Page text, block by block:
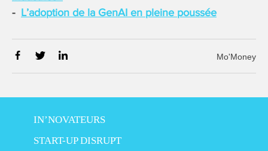
L’adoption de la GenAI en pleine poussée
Mo'Money
IN’NOVATEURS
START-UP DISRUPT